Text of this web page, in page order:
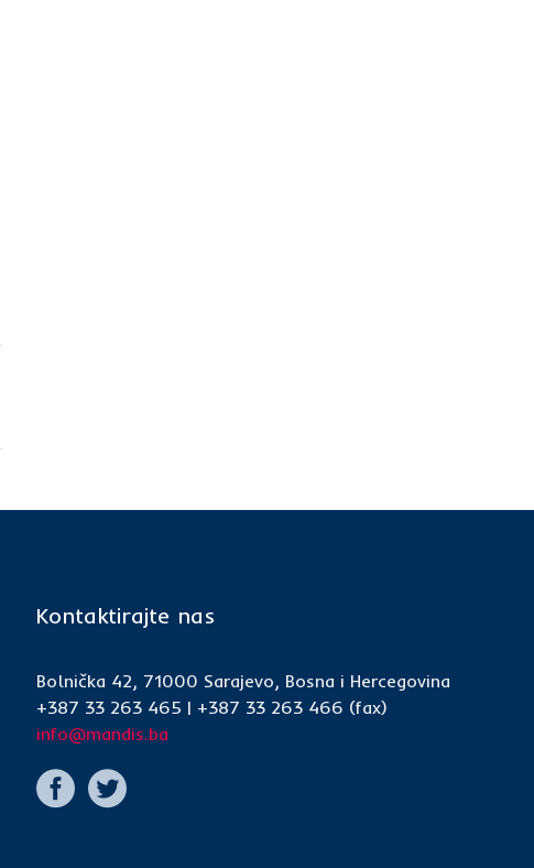
Kontaktirajte nas
Bolnička 42, 71000 Sarajevo, Bosna i Hercegovina
+387 33 263 465 | +387 33 263 466 (fax)
info@mandis.ba